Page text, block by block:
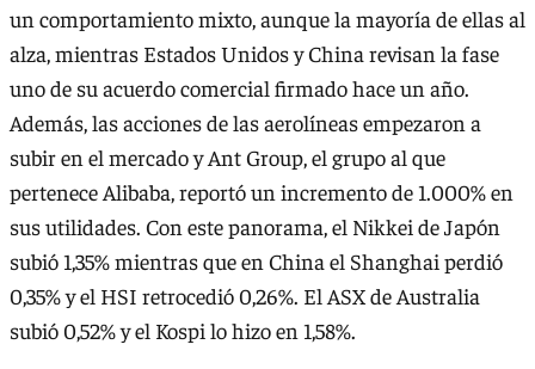
un comportamiento mixto, aunque la mayoría de ellas al
alza, mientras Estados Unidos y China revisan la fase
uno de su acuerdo comercial firmado hace un año.
Además, las acciones de las aerolíneas empezaron a
subir en el mercado y Ant Group, el grupo al que
pertenece Alibaba, reportó un incremento de 1.000% en
sus utilidades. Con este panorama, el Nikkei de Japón
subió 1,35% mientras que en China el Shanghai perdió
0,35% y el HSI retrocedió 0,26%. El ASX de Australia
subió 0,52% y el Kospi lo hizo en 1,58%.